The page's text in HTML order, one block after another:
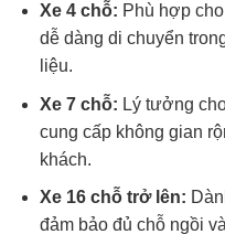
Xe 4 chỗ: Phù hợp
dễ dàng di chuyển
liệu.
Xe 7 chỗ: Lý tưởng
cung cấp không gian
khách.
Xe 16 chỗ trở lên:
đảm bảo đủ chỗ ngồi